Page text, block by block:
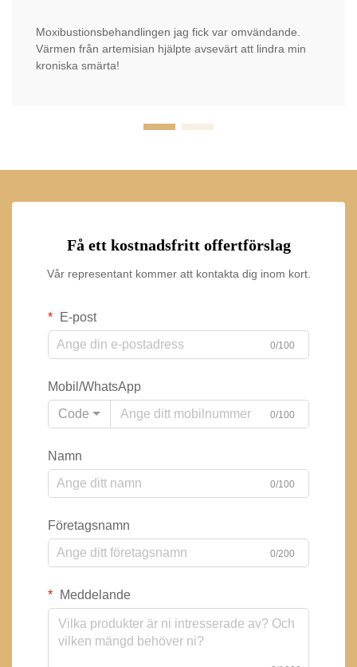
Moxibustionsbehandlingen jag fick var omvändande.
Värmen från artemisian hjälpte avsevärt att lindra min
kroniska smärta!
Få ett kostnadsfritt offertförslag
Vår representant kommer att kontakta dig inom kort.
E-post
0/100
Mobil/WhatsApp
Code
0/100
Namn
0/100
Företagsnamn
0/200
Meddelande